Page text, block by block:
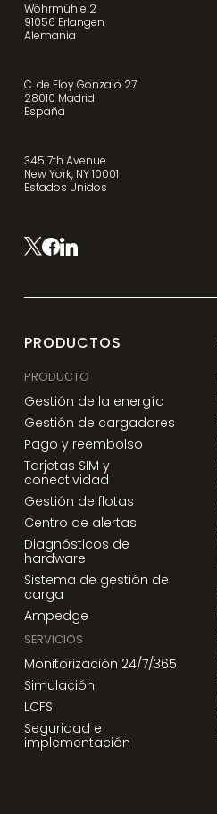
Wöhrmühle 2
91056 Erlangen
Alemania
C. de Eloy Gonzalo 27
28010 Madrid
España
345 7th Avenue
New York, NY 10001
Estados Unidos
PRODUCTOS
PRODUCTO
Gestión de la energía
Gestión de cargadores
Pago y reembolso
Tarjetas SIM y
conectividad
Gestión de flotas
Centro de alertas
Diagnósticos de
hardware
Sistema de gestión de
carga
Ampedge
SERVICIOS
Monitorización 24/7/365
Simulación
LCFS
Seguridad e
implementación